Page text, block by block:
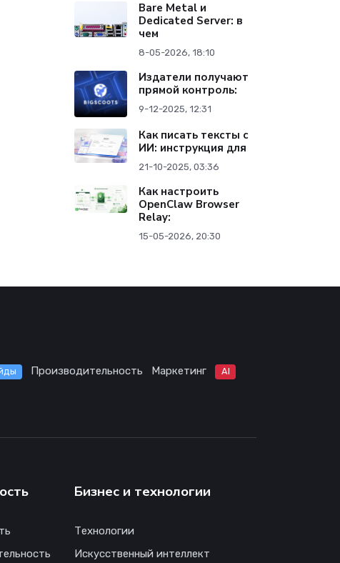
Bare Metal и
Dedicated Server: в
чем
8-05-2026, 18:10
Издатели получают
прямой контроль:
9-12-2025, 12:31
Как писать тексты с
ИИ: инструкция для
21-10-2025, 03:36
Как настроить
OpenClaw Browser
Relay:
15-05-2026, 20:30
Производительность Маркетинг AI
Бизнес и технологии
Технологии
Искусственный интеллект